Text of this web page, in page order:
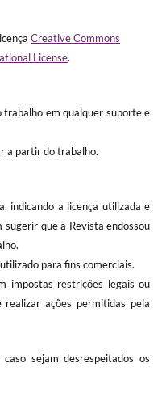
Creative Commons
License.
em qualquer suporte e
a partir do trabalho.
indicando a licença utilizada e
sugerir que a Revista endossou
para fins comerciais.
impostas restrições legais ou
ações permitidas pela
sejam desrespeitados os